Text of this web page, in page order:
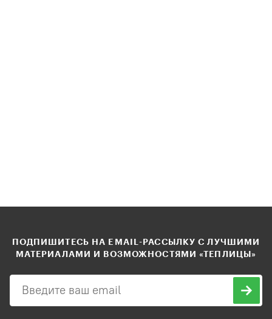
ПОДПИШИТЕСЬ НА EMAIL-РАССЫЛКУ С ЛУЧШИМИ
МАТЕРИАЛАМИ И ВОЗМОЖНОСТЯМИ «ТЕПЛИЦЫ»